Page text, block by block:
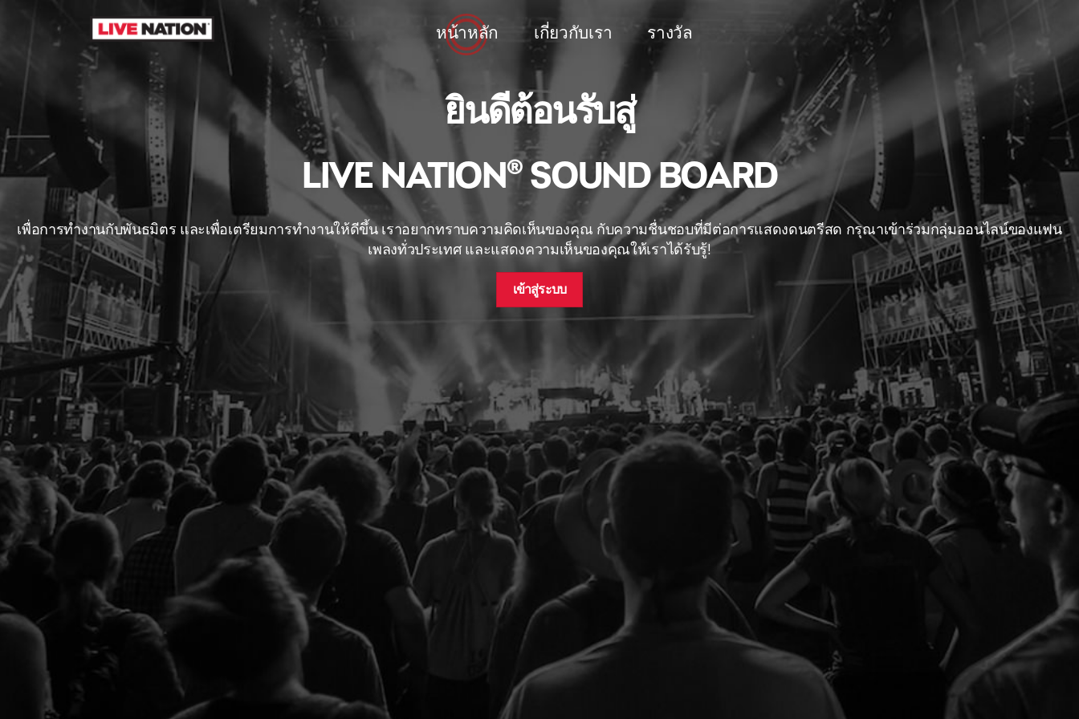
หน้าหลัก เกี่ยวกับเรา รางวัล
ยินดีต้อนรับสู่
LIVE NATION® SOUND BOARD
เพื่อการทำงานกับพันธมิตร และเพื่อเตรียมการทำงานให้ดีขึ้น เราอยากทราบความคิดเห็นของคุณ กับความชื่นชอบที่มีต่อการแสดงดนตรีสด กรุณาเข้าร่วมกลุ่มออนไลน์ของแฟน
เพลงทั่วประเทศ และแสดงความเห็นของคุณให้เราได้รับรู้!
เข้าสู่ระบบ